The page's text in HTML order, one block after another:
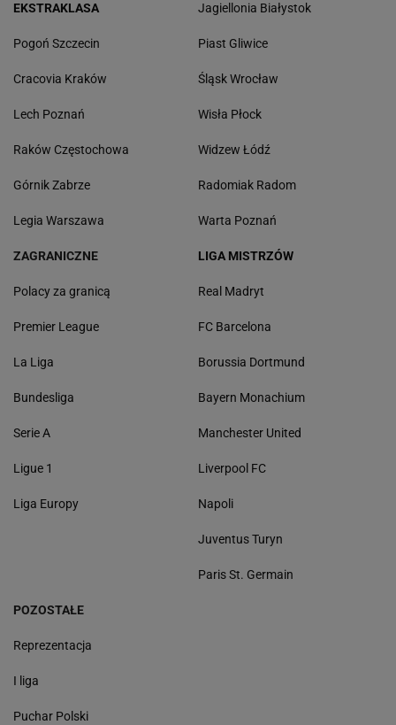
EKSTRAKLASA
Pogoń Szczecin
Cracovia Kraków
Lech Poznań
Raków Częstochowa
Górnik Zabrze
Legia Warszawa
Jagiellonia Białystok
Piast Gliwice
Śląsk Wrocław
Wisła Płock
Widzew Łódź
Radomiak Radom
Warta Poznań
ZAGRANICZNE
Polacy za granicą
Premier League
La Liga
Bundesliga
Serie A
Ligue 1
Liga Europy
LIGA MISTRZÓW
Real Madryt
FC Barcelona
Borussia Dortmund
Bayern Monachium
Manchester United
Liverpool FC
Napoli
Juventus Turyn
Paris St. Germain
POZOSTAŁE
Reprezentacja
I liga
Puchar Polski